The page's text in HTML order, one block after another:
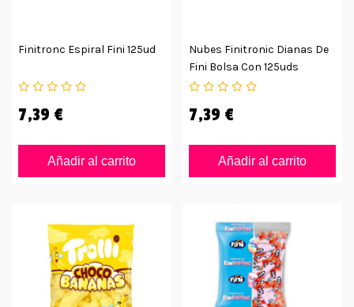
Finitronc Espiral Fini 125ud
7,39 €
Añadir al carrito
Nubes Finitronic Dianas De
Fini Bolsa Con 125uds
7,39 €
Añadir al carrito